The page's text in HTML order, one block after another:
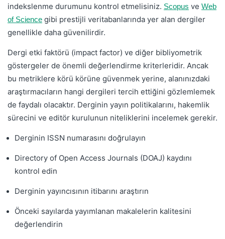
indekslenme durumunu kontrol etmelisiniz. Scopus ve Web
of Science gibi prestijli veritabanlarında yer alan dergiler
genellikle daha güvenilirdir.
Dergi etki faktörü (impact factor) ve diğer bibliyometrik
göstergeler de önemli değerlendirme kriterleridir. Ancak
bu metriklere körü körüne güvenmek yerine, alanınızdaki
araştırmacıların hangi dergileri tercih ettiğini gözlemlemek
de faydalı olacaktır. Derginin yayın politikalarını, hakemlik
sürecini ve editör kurulunun niteliklerini incelemek gerekir.
Derginin ISSN numarasını doğrulayın
Directory of Open Access Journals (DOAJ) kaydını
kontrol edin
Derginin yayıncısının itibarını araştırın
Önceki sayılarda yayımlanan makalelerin kalitesini
değerlendirin